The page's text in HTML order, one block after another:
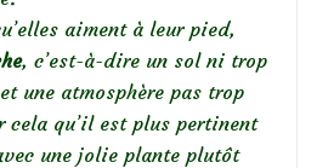
aiment à leur pied,
, c’est-à-dire un sol ni trop
une atmosphère pas trop
cela qu’il est plus pertinent
une jolie plante plutôt